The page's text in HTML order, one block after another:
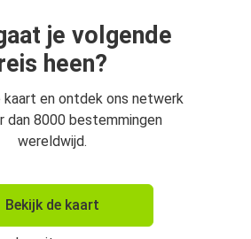
je volgende
heen?
kaart en ontdek ons netwerk
dan 8000 bestemmingen
wereldwijd.
Bekijk de kaart